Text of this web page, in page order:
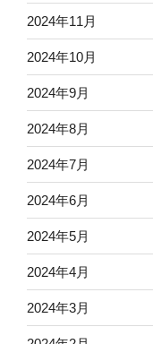
2024年11月
2024年10月
2024年9月
2024年8月
2024年7月
2024年6月
2024年5月
2024年4月
2024年3月